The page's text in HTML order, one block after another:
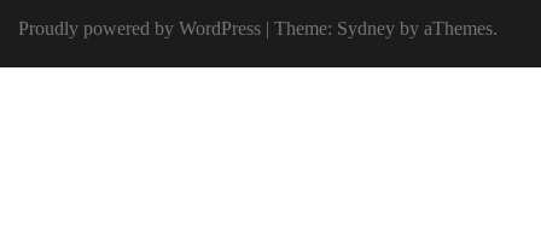
Proudly powered by WordPress | Theme: Sydney by aThemes.